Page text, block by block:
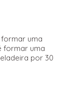
uma
formar uma
por 30